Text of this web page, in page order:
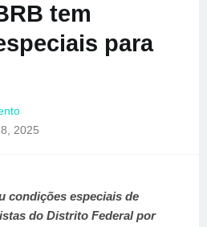
tem
para
2025
condições especiais de
do Distrito Federal por